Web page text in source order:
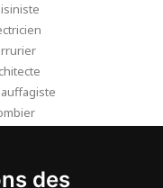
des